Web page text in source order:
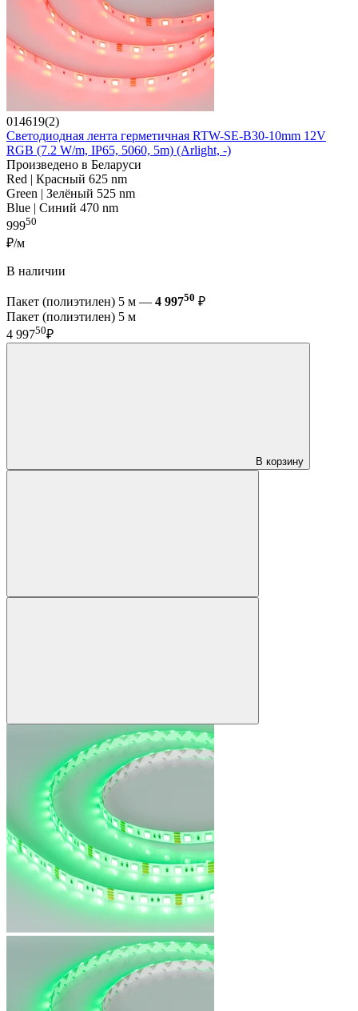
014619(2)
Светодиодная лента герметичная RTW-SE-B30-10mm 12V
RGB (7.2 W/m, IP65, 5060, 5m) (Arlight, -)
Произведено в Беларуси
Red | Красный 625 nm
Green | Зелёный 525 nm
Blue | Синий 470 nm
99950
₽/м
В наличии
Пакет (полиэтилен) 5 м — 4 99750 ₽
Пакет (полиэтилен) 5 м
4 99750₽
В корзину